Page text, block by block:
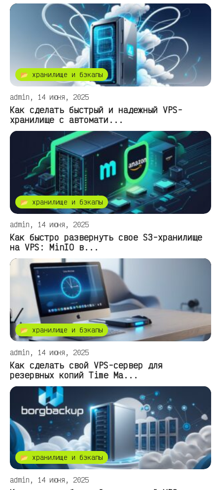
📂 хранилище и бэкапы
admin, 14 июня, 2025
Как сделать быстрый и надежный VPS-
хранилище с автомати...
📂 хранилище и бэкапы
admin, 14 июня, 2025
Как быстро развернуть свое S3-хранилище
на VPS: MinIO в...
📂 хранилище и бэкапы
admin, 14 июня, 2025
Как сделать свой VPS-сервер для
резервных копий Time Ma...
📂 хранилище и бэкапы
admin, 14 июня, 2025